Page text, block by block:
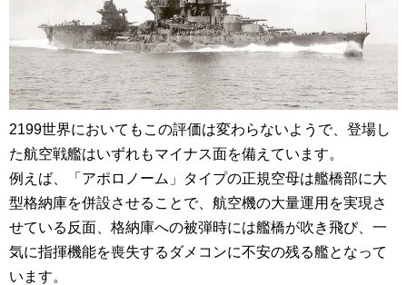
2199世界においてもこの評価は変わらないようで、登場し
た航空戦艦はいずれもマイナス面を備えています。
例えば、「アポロノーム」タイプの正規空母は艦橋部に大
型格納庫を併設させることで、航空機の大量運用を実現さ
せている反面、格納庫への被弾時には艦橋が吹き飛び、一
気に指揮機能を喪失するダメコンに不安の残る艦となって
います。